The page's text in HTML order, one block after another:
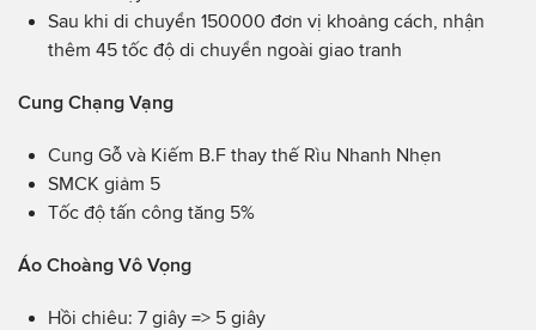
Sau khi di chuyển 150000 đơn vị khoảng cách, nhận
thêm 45 tốc độ di chuyển ngoài giao tranh
Cung Chạng Vạng
Cung Gỗ và Kiếm B.F thay thế Rìu Nhanh Nhẹn
SMCK giảm 5
Tốc độ tấn công tăng 5%
Áo Choàng Vô Vọng
Hồi chiêu: 7 giây => 5 giây